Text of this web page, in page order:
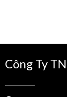
Công Ty